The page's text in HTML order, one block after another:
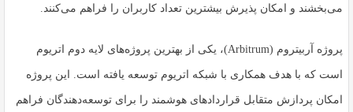
می‌بخشند و امکان پذیرش بیشترین تعداد کاربران را فراهم می‌کنند.
پروژه آربیتروم (Arbitrum)، یکی از بهترین پروژه‌های لایه دوم اتریوم
است که با هدف همکاری با شبکه اتریوم توسعه یافته است. این پروژه
امکان پردازش متقابل قراردادهای هوشمند را برای توسعه‌دهندگان فراهم